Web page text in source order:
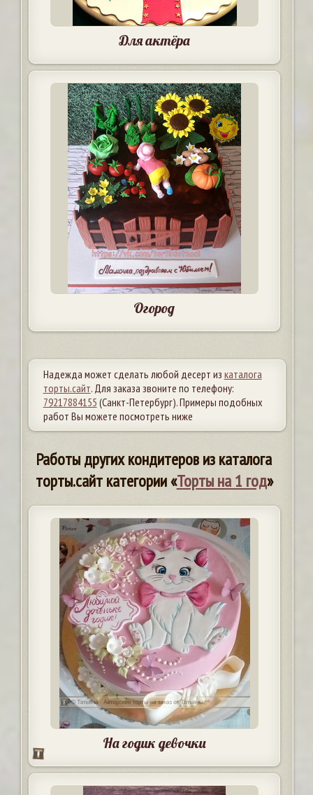
Для актёра
Огород
Надежда может сделать любой десерт из каталога
торты.сайт. Для заказа звоните по телефону:
79217884155 (Санкт-Петербург). Примеры подобных
работ Вы можете посмотреть ниже
Работы других кондитеров из каталога
торты.сайт категории «Торты на 1 год»
На годик девочки